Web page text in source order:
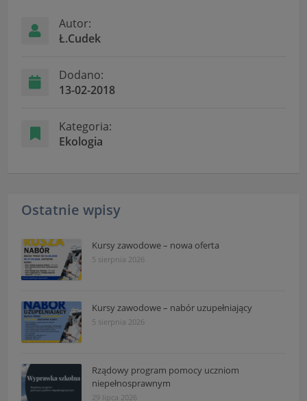
Autor:
Ł.Cudek
Dodano:
13-02-2018
Kategoria:
Ekologia
Ostatnie wpisy
Kursy zawodowe – nowa oferta
5 sierpnia 2026
Kursy zawodowe – nabór uzupełniający
5 sierpnia 2026
Rządowy program pomocy uczniom
niepełnosprawnym
29 lipca 2026